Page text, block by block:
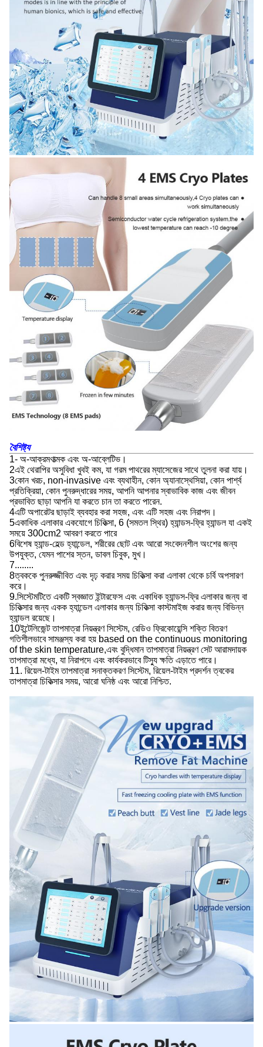
বৈশিষ্ট্য
1- অ-আক্রমণাত্মক এবং অ-আব্লেটিভ।
2এই থেরাপির অসুবিধা খুবই কম, যা গরম পাথরের ম্যাসেজের সাথে তুলনা করা যায়।
3কোন খরচ, non-invasive এবং ব্যথাহীন, কোন অ্যানাস্থেসিয়া, কোন পার্শ্ব
প্রতিক্রিয়া, কোন পুনরুদ্ধারের সময়, আপনি আপনার স্বাভাবিক কাজ এবং জীবন
প্রভাবিত ছাড়া আপনি যা করতে চান তা করতে পারেন.
4এটি অপারেটর ছাড়াই ব্যবহার করা সহজ, এবং এটি সহজ এবং নিরাপদ।
5একাধিক এলাকার একযোগে চিকিত্সা, 6 (সমতল স্থির) হ্যান্ডস-ফ্রি হ্যান্ডল যা একই
সময়ে 300cm2 আবরণ করতে পারে
6বিশেষ হ্যান্ড-হেল্ড হ্যান্ডেল, শরীরের ছোট এবং আরো সংবেদনশীল অংশের জন্য
উপযুক্ত, যেমন পাশের স্তন, ডাবল চিবুক, মুখ।
7........
8ত্বককে পুনরুজ্জীবিত এবং দৃঢ় করার সময় চিকিত্সা করা এলাকা থেকে চর্বি অপসারণ
করে।
9.সিস্টেমটিতে একটি স্বজ্ঞাত ইন্টারফেস এবং একাধিক হ্যান্ডস-ফ্রি এলাকার জন্য বা
চিকিত্সার জন্য একক হ্যান্ডেল এলাকার জন্য চিকিত্সা কাস্টমাইজ করার জন্য বিভিন্ন
হ্যান্ডল রয়েছে।
10ইন্টেলিজেন্ট তাপমাত্রা নিয়ন্ত্রণ সিস্টেম, রেডিও ফ্রিকোয়েন্সি শক্তি বিতরণ
গতিশীলভাবে সামঞ্জস্য করা হয় based on the continuous monitoring
of the skin temperature,এবং বুদ্ধিমান তাপমাত্রা নিয়ন্ত্রণ সেট আরামদায়ক
তাপমাত্রা মধ্যে, যা নিরাপদে এবং কার্যকরভাবে টিস্যু ক্ষতি এড়াতে পারে।
11. রিয়েল-টাইম তাপমাত্রা সনাক্তকরণ সিস্টেম, রিয়েল-টাইম প্রদর্শন ত্বকের
তাপমাত্রা চিকিত্সার সময়, আরো ঘনিষ্ঠ এবং আরো নিশ্চিত.